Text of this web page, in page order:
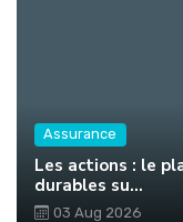
Assurance
Les actions : le
durables su...
03 Aug 2026